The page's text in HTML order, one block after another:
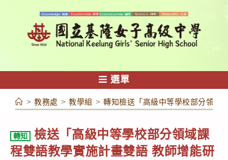
容
選單
> 教務處 > 教學組 > 轉知檢送「高級中等學校部分領域
轉知
檢送「高級中等學校部分領域課
程雙語教學實施計畫雙語 教師增能研